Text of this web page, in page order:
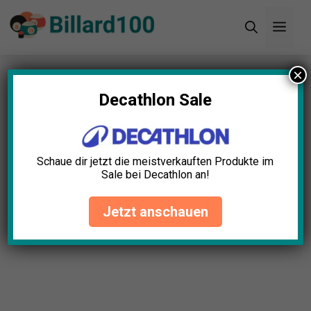
Zum
Inhalt
Startseite»Blog»11+ tolle Billard
Weihnachtsgeschenk Ideen (2024)
Decathlon Sale
Schaue dir jetzt die meistverkauften Produkte im
Sale bei Decathlon an!
Jetzt anschauen
×